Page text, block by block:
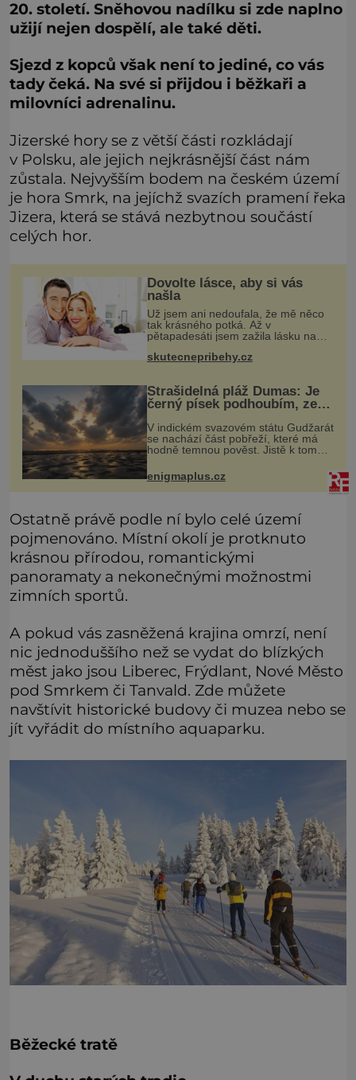
20. století. Sněhovou nadílku si zde naplno
užijí nejen dospělí, ale také děti.
Sjezd z kopců však není to jediné, co vás
tady čeká. Na své si přijdou i běžkaři a
milovníci adrenalinu.
Jizerské hory se z větší části rozkládají
v Polsku, ale jejich nejkrásnější část nám
zůstala. Nejvyšším bodem na českém území
je hora Smrk, na jejíchž svazích pramení řeka
Jizera, která se stává nezbytnou součástí
celých hor.
Dovolte lásce, aby si vás
našla
Už jsem ani nedoufala, že mě něco
tak krásného potká. Až v
pětapadesáti jsem zažila lásku na
vdávala, když mi bylo dvacet. Oba
skutecnepribehy.cz
Strašidelná pláž Dumas: Je
černý písek podhoubím, ze
V indickém svazovém státu Gudžarát
se nachází část pobřeží, které má
hodně temnou pověst. Jistě k tomu
přispívá i černý písek této pláže.
Proč má pláž takové netypické
zbarvení? Nakolik jsou pravdivé
enigmaplus.cz
Ostatně právě podle ní bylo celé území
pojmenováno. Místní okolí je protknuto
krásnou přírodou, romantickými
panoramaty a nekonečnými možnostmi
zimních sportů.
A pokud vás zasněžená krajina omrzí, není
nic jednoduššího než se vydat do blízkých
měst jako jsou Liberec, Frýdlant, Nové Město
pod Smrkem či Tanvald. Zde můžete
navštívit historické budovy či muzea nebo se
jít vyřádit do místního aquaparku.
Běžecké tratě